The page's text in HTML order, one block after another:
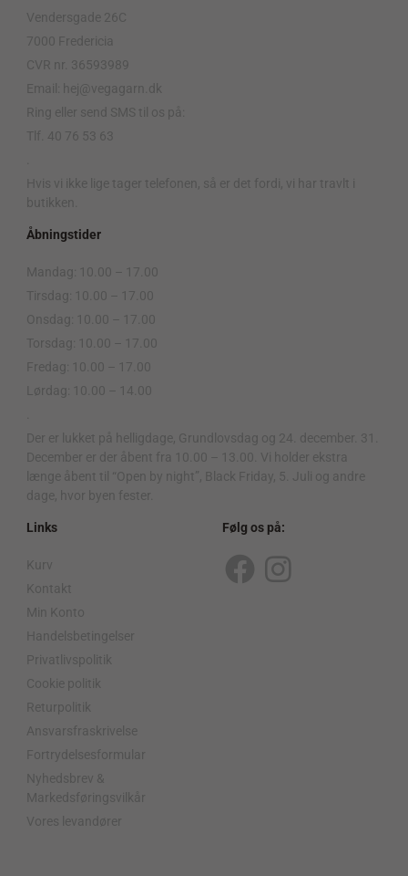
Vendersgade 26C
7000 Fredericia
CVR nr. 36593989
Email: hej@vegagarn.dk
Ring eller send SMS til os på:
Tlf. 40 76 53 63
Hvis vi ikke lige tager telefonen, så er det fordi, vi har travlt i
butikken.
Åbningstider
Mandag: 10.00 – 17.00
Tirsdag: 10.00 – 17.00
Onsdag: 10.00 – 17.00
Torsdag: 10.00 – 17.00
Fredag: 10.00 – 17.00
Lørdag: 10.00 – 14.00
Der er lukket på helligdage, Grundlovsdag og 24. december. 31.
December er der åbent fra 10.00 – 13.00. Vi holder ekstra
længe åbent til “Open by night”, Black Friday, 5. Juli og andre
dage, hvor byen fester.
Links
Kurv
Kontakt
Min Konto
Handelsbetingelser
Privatlivspolitik
Cookie politik
Returpolitik
Ansvarsfraskrivelse
Fortrydelsesformular
Nyhedsbrev &
Markedsføringsvilkår
Vores levandører
Følg os på:
F
I